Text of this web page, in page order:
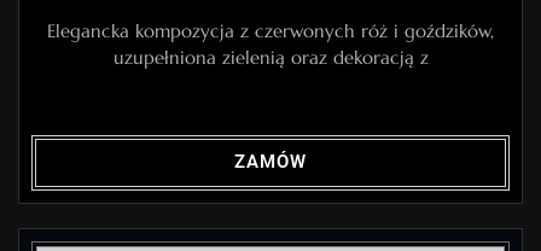
Elegancka kompozycja z czerwonych róż i goździków,
uzupełniona zielenią oraz dekoracją z
ZAMÓW